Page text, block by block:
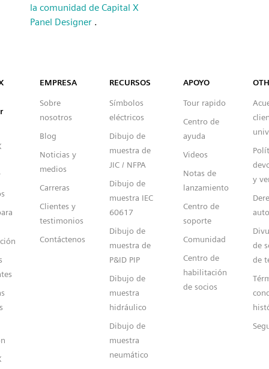
la comunidad de Capital X
Panel Designer .
Capital™ X Panel Designer
EMPRESA
Sobre
nosotros
Blog
Noticias y
medios
Carreras
Clientes y
testimonios
Contáctenos
RECURSOS
Símbolos
eléctricos
Dibujo de
muestra de
JIC / NFPA
Dibujo de
muestra IEC
60617
Dibujo de
muestra de
P&ID PIP
Dibujo de
muestra
hidráulico
Dibujo de
muestra
neumático
APOYO
Tour rapido
Centro de
ayuda
Videos
Notas de
lanzamiento
Centro de
soporte
Comunidad
Centro de
habilitación
de socios
y
de
de